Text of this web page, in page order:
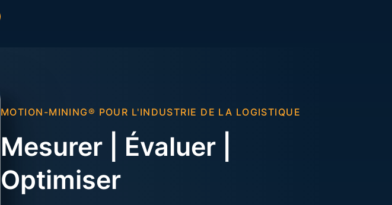
MOTION-MINING® POUR L'INDUSTRIE DE LA LOGISTIQUE
Mesurer | Évaluer |
Optimiser